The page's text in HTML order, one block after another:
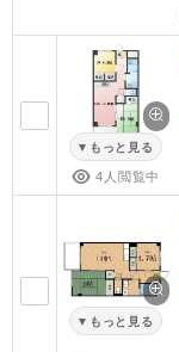
もっと見る
4人閲覧中
もっと見る